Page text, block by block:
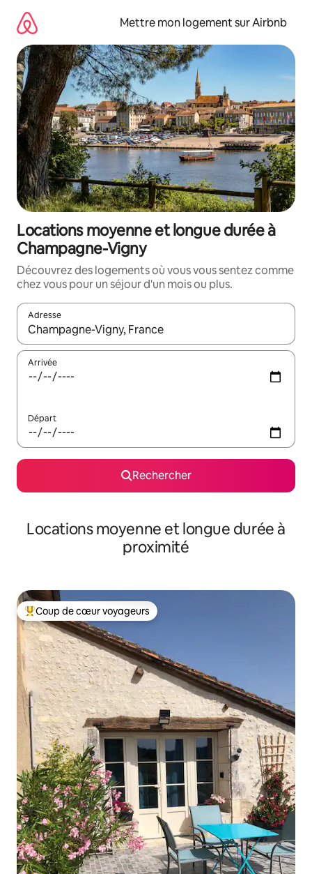
directement
contenu
Mettre mon logement sur Airbnb
Locations moyenne et longue durée à
Champagne-Vigny
Découvrez des logements où vous vous sentez comme
chez vous pour un séjour d'un mois ou plus.
Adresse
Lorsque les résultats s'affichent, utilisez les flèches vers le
Arrivée
Départ
Rechercher
Locations moyenne et longue durée à
proximité
Coups de cœur voyageurs les plus appréciés
Coup de cœur voyageurs